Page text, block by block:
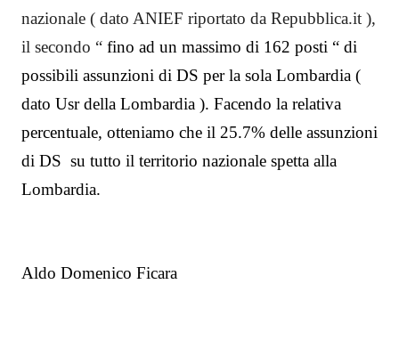
nazionale ( dato ANIEF riportato da Repubblica.it ),
il secondo “ fino ad un massimo di 162 posti “ di
possibili assunzioni di DS per la sola Lombardia (
dato Usr della Lombardia ). Facendo la relativa
percentuale, otteniamo che il 25.7% delle assunzioni
di DS su tutto il territorio nazionale spetta alla
Lombardia.
Aldo Domenico Ficara